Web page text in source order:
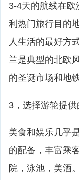
3-4天的航线在
利热门旅行目的
人生活的最好方
兰是典型的北欧
的圣诞市场和地
3，选择游轮提供
美食和娱乐几乎
的配备，丰富乘
院，泳池，美酒